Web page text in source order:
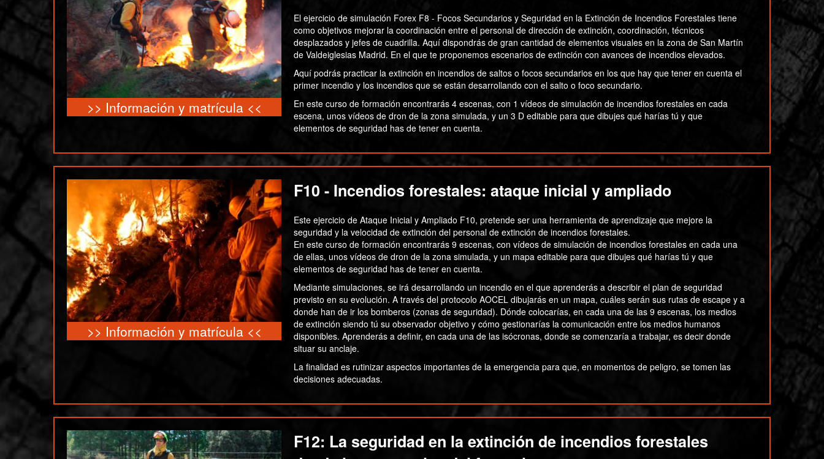
>> Información y matrícula <<
El ejercicio de simulación Forex F8 - Focos Secundarios y Seguridad en la Extinción de Incendios Forestales tiene
como objetivos mejorar la coordinación entre el personal de dirección de extinción, coordinación, técnicos
desplazados y jefes de cuadrilla. Aquí dispondrás de gran cantidad de elementos visuales en la zona de San Martín
de Valdeiglesias Madrid. En el que te proponemos escenarios de extinción con avances de incendios elevados.
Aquí podrás practicar la extinción en incendios de saltos o focos secundarios en los que hay que tener en cuenta el
primer incendio y los incendios que se están desarrollando con el salto o foco secundario.
En este curso de formación encontrarás 4 escenas, con 1 vídeos de simulación de incendios forestales en cada
escena, unos vídeos de dron de la zona simulada, y un 3 D editable para que dibujes qué harías tú y que
elementos de seguridad has de tener en cuenta.
>> Información y matrícula <<
F10 - Incendios forestales: ataque inicial y ampliado
Este ejercicio de Ataque Inicial y Ampliado F10, pretende ser una herramienta de aprendizaje que mejore la
seguridad y la velocidad de extinción del personal de extinción de incendios forestales.
En este curso de formación encontrarás 9 escenas, con vídeos de simulación de incendios forestales en cada una
de ellas, unos vídeos de dron de la zona simulada, y un mapa editable para que dibujes qué harías tú y que
elementos de seguridad has de tener en cuenta.
Mediante simulaciones, se irá desarrollando un incendio en el que aprenderás a describir el plan de seguridad
previsto en su evolución. A través del protocolo AOCEL dibujarás en un mapa, cuáles serán sus rutas de escape y a
donde han de ir los bomberos (zonas de seguridad). Dónde colocarías, en cada una de las 9 escenas, los medios
de extinción siendo tú su observador objetivo y cómo gestionarías la comunicación entre los medios humanos
disponibles. Aprenderás a definir, en cada una de las isócronas, donde se comenzaría a trabajar, es decir donde
situar su anclaje.
La finalidad es rutinizar aspectos importantes de la emergencia para que, en momentos de peligro, se tomen las
decisiones adecuadas.
F12: La seguridad en la extinción de incendios forestales